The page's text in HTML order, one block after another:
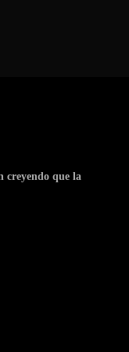
creyendo que la